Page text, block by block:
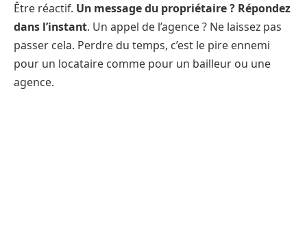
Être réactif. Un message du propriétaire ? Répondez
dans l’instant. Un appel de l’agence ? Ne laissez pas
passer cela. Perdre du temps, c’est le pire ennemi
pour un locataire comme pour un bailleur ou une
agence.